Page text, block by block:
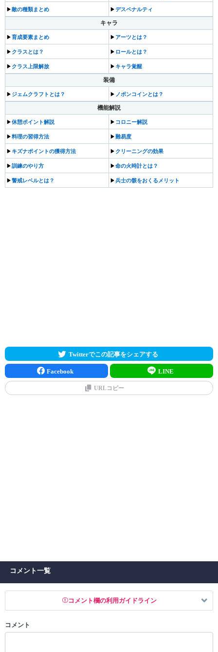
▶︎敵の種類まとめ ▶︎デスペナルティ
キャラ
▶︎育成要素まとめ ▶︎ アーツとは？
▶︎ クラスとは？ ▶︎ ロールとは？
▶︎ クラス上限解放 ▶︎ キャラ覚醒
装備
▶︎ ジェムクラフトとは？ ▶︎ ノポンコインとは？
機能解説
▶︎休憩ポイント解説 ▶︎ コロニー解説
▶︎料理の習得方法 ▶︎難易度
▶︎ キズナポイントの獲得方法 ▶︎ クリーニングの効果
▶︎訓練のやり方 ▶︎命の火時計とは？
▶︎警戒レベルとは？ ▶︎兵士の骸をおくるメリット
Twitterでこの記事をシェアする
Facebook LINE
URLコピー
コメント一覧
コメント欄の利用ガイドライン
以下の書き込みを禁止とし、場合によってはコメント削除や書き込み制
コメント